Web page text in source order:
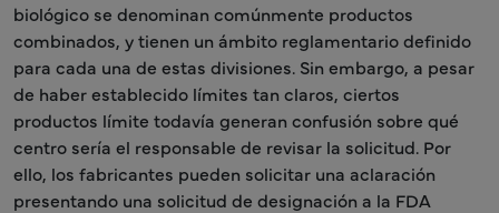
biológico se denominan comúnmente productos
combinados, y tienen un ámbito reglamentario definido
para cada una de estas divisiones. Sin embargo, a pesar
de haber establecido límites tan claros, ciertos
productos límite todavía generan confusión sobre qué
centro sería el responsable de revisar la solicitud. Por
ello, los fabricantes pueden solicitar una aclaración
presentando una solicitud de designación a la FDA